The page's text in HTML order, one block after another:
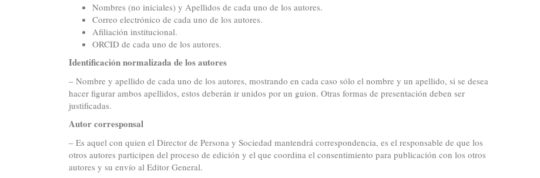
Nombres (no iniciales) y Apellidos de cada uno de los autores.
Correo electrónico de cada uno de los autores.
Afiliación institucional.
ORCID de cada uno de los autores.
Identificación normalizada de los autores
– Nombre y apellido de cada uno de los autores, mostrando en cada caso sólo el nombre y un apellido, si se desea
hacer figurar ambos apellidos, estos deberán ir unidos por un guion. Otras formas de presentación deben ser
justificadas.
Autor corresponsal
– Es aquel con quien el Director de Persona y Sociedad mantendrá correspondencia, es el responsable de que los
otros autores participen del proceso de edición y el que coordina el consentimiento para publicación con los otros
autores y su envío al Editor General.